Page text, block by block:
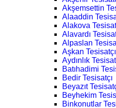
Akşemsettin
Alaaddin
Alakova
Alavardı
Alpaslan
Aşkan Tesisatçı
Aydınlık
Batıhadimi
Bedir Tesisatçı
Beyazıt
Beyhekim
Binkonutlar